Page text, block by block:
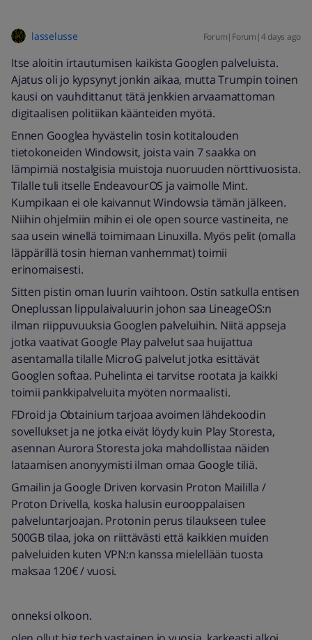
lasselusse Forum|Forum|4 days ago
Itse aloitin irtautumisen kaikista Googlen palveluista.
Ajatus oli jo kypsynyt jonkin aikaa, mutta Trumpin toinen
kausi on vauhdittanut tätä jenkkien arvaamattoman
digitaalisen politiikan käänteiden myötä.
Ennen Googlea hyvästelin tosin kotitalouden
tietokoneiden Windowsit, joista vain 7 saakka on
lämpimiä nostalgisia muistoja nuoruuden nörttivuosista.
Tilalle tuli itselle EndeavourOS ja vaimolle Mint.
Kumpikaan ei ole kaivannut Windowsia tämän jälkeen.
Niihin ohjelmiin mihin ei ole open source vastineita, ne
saa usein winellä toimimaan Linuxilla. Myös pelit (omalla
läppärillä tosin hieman vanhemmat) toimii
erinomaisesti.
Sitten pistin oman luurin vaihtoon. Ostin satkulla entisen
Oneplussan lippulaivaluurin johon saa LineageOS:n
ilman riippuvuuksia Googlen palveluihin. Niitä appseja
jotka vaativat Google Play palvelut saa huijattua
asentamalla tilalle MicroG palvelut jotka esittävät
Googlen softaa. Puhelinta ei tarvitse rootata ja kaikki
toimii pankkipalveluita myöten normaalisti.
FDroid ja Obtainium tarjoaa avoimen lähdekoodin
sovellukset ja ne jotka eivät löydy kuin Play Storesta,
asennan Aurora Storesta joka mahdollistaa näiden
lataamisen anonyymisti ilman omaa Google tiliä.
Gmailin ja Google Driven korvasin Proton Maililla /
Proton Drivella, koska halusin eurooppalaisen
palveluntarjoajan. Protonin perus tilaukseen tulee
500GB tilaa, joka on riittävästi että kaikkien muiden
palveluiden kuten VPN:n kanssa mielellään tuosta
maksaa 120€ / vuosi.
onneksi olkoon.